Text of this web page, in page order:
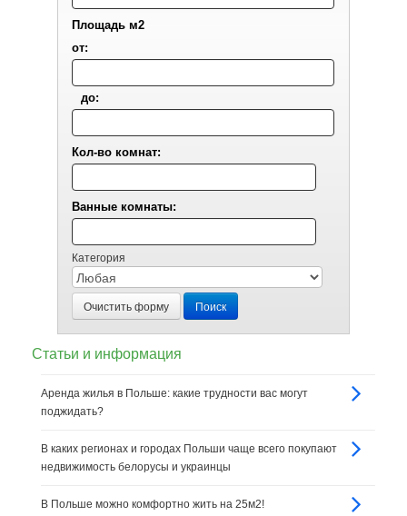
Площадь м2
от:
до:
Кол-во комнат:
Ванные комнаты:
Категория
Очистить форму Поиск
Статьи и информация
Аренда жилья в Польше: какие трудности вас могут
поджидать?
В каких регионах и городах Польши чаще всего покупают
недвижимость белорусы и украинцы
В Польше можно комфортно жить на 25м2!